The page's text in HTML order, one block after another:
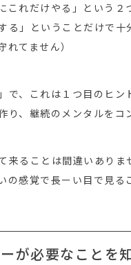
これだけやる」という
る」ということだけで
てません）
で、これは１つ目のヒ
、継続のメンタルをコ
来ることは間違いあり
感覚で長ーい目で見る
が必要なことを知